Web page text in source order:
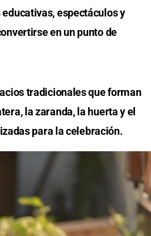
espectáculos y
en un punto de
tradicionales que forman
la zaranda, la huerta y el
para la celebración.